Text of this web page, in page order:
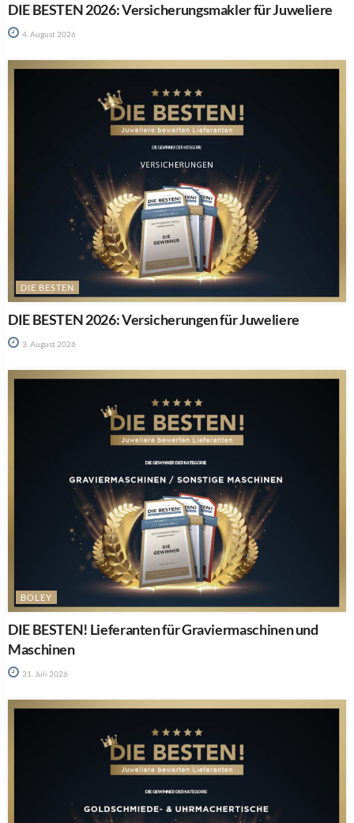
DIE BESTEN 2026: Versicherungsmakler für Juweliere
4. August 2026
DIE BESTEN
DIE BESTEN 2026: Versicherungen für Juweliere
3. August 2026
BOLEY
DIE BESTEN! Lieferanten für Graviermaschinen und
Maschinen
31. Juli 2026